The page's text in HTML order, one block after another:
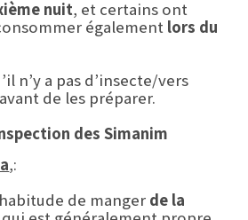
nuit, et certains ont
également lors du
n’y a pas d’insecte/vers
de les préparer.
des Simanim
,:
de manger de la